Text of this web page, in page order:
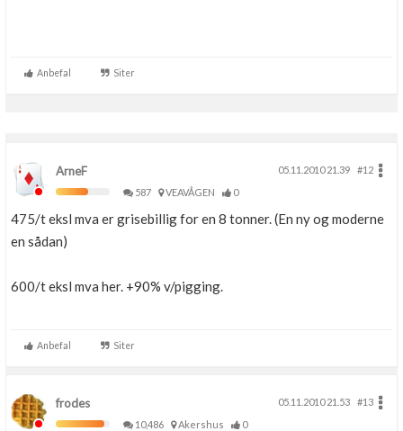
Anbefal Siter
ArneF 05.11.2010 21.39
#12
587
VEAVÅGEN 0
475/t eksl mva er grisebillig for en 8 tonner. (En ny og moderne
en sådan)
600/t eksl mva her. +90% v/pigging.
Anbefal Siter
frodes 05.11.2010 21.53
#13
10,486
Akershus 0